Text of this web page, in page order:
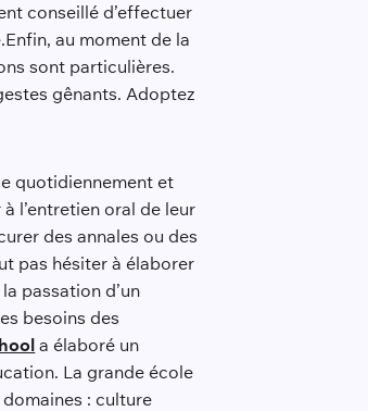
conseillé d’effectuer
au moment de la
sont particulières.
gênants. Adoptez
quotidiennement et
l’entretien oral de leur
des annales ou des
pas hésiter à élaborer
passation d’un
besoins des
a élaboré un
La grande école
: culture